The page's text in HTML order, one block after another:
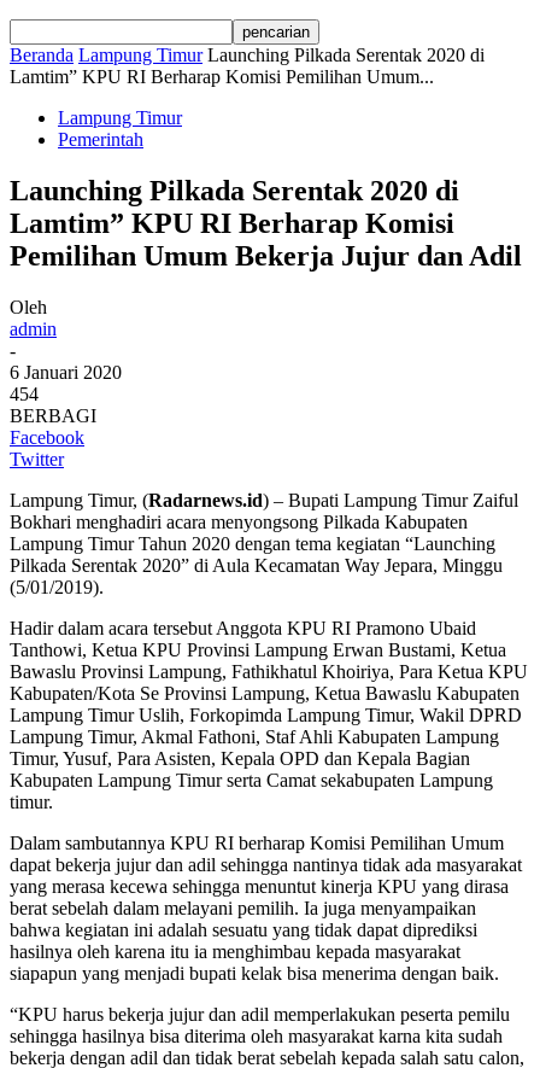
Beranda Lampung Timur Launching Pilkada Serentak 2020 di
Lamtim” KPU RI Berharap Komisi Pemilihan Umum...
Lampung Timur
Pemerintah
Launching Pilkada Serentak 2020 di
Lamtim” KPU RI Berharap Komisi
Pemilihan Umum Bekerja Jujur dan Adil
Oleh
admin
-
6 Januari 2020
454
BERBAGI
Facebook
Twitter
Lampung Timur, (Radarnews.id) – Bupati Lampung Timur Zaiful
Bokhari menghadiri acara menyongsong Pilkada Kabupaten
Lampung Timur Tahun 2020 dengan tema kegiatan “Launching
Pilkada Serentak 2020” di Aula Kecamatan Way Jepara, Minggu
(5/01/2019).
Hadir dalam acara tersebut Anggota KPU RI Pramono Ubaid
Tanthowi, Ketua KPU Provinsi Lampung Erwan Bustami, Ketua
Bawaslu Provinsi Lampung, Fathikhatul Khoiriya, Para Ketua KPU
Kabupaten/Kota Se Provinsi Lampung, ‎Ketua Bawaslu Kabupaten
Lampung Timur Uslih, Forkopimda Lampung Timur, Wakil DPRD
Lampung Timur, Akmal Fathoni, Staf Ahli Kabupaten Lampung
Timur, Yusuf, ‎Para Asisten, Kepala OPD dan Kepala Bagian
Kabupaten Lampung Timur serta Camat sekabupaten Lampung
timur.
Dalam sambutannya KPU RI berharap Komisi Pemilihan Umum
dapat bekerja jujur dan adil sehingga nantinya tidak ada masyarakat
yang merasa kecewa sehingga menuntut kinerja KPU yang dirasa
berat sebelah dalam melayani pemilih. Ia juga menyampaikan
bahwa kegiatan ini adalah sesuatu yang tidak dapat diprediksi
hasilnya oleh karena itu ia menghimbau kepada masyarakat
siapapun yang menjadi bupati kelak bisa menerima dengan baik.
“KPU harus bekerja jujur dan adil memperlakukan peserta pemilu
sehingga hasilnya bisa diterima oleh masyarakat karna kita sudah
bekerja dengan adil dan tidak berat sebelah kepada salah satu calon,